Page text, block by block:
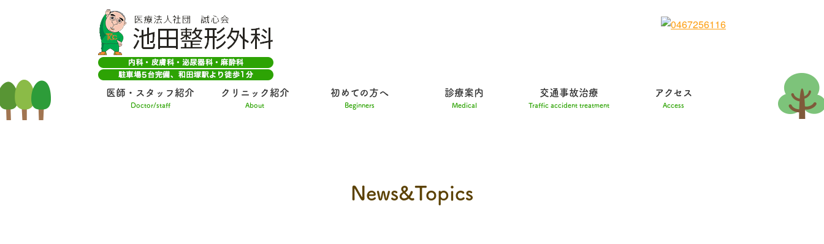
医師・スタッフ紹介
Doctor/staff
クリニック紹介
About
初めての方へ
Beginners
診療案内
Medical
交通事故治療
Traffic accident treatment
アクセス
Access
News&Topics